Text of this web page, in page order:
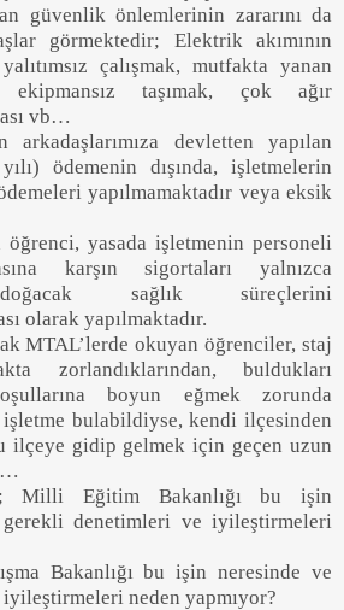
güvenlik önlemlerinin zararını da
görmektedir; Elektrik akımının
çalışmak, mutfakta yanan
ekipmansız taşımak, çok ağır
vb…
arkadaşlarımıza devletten yapılan
yılı) ödemenin dışında, işletmelerin
yapılmamaktadır veya eksik
öğrenci, yasada işletmenin personeli
karşın sigortaları yalnızca
sağlık süreçlerini
olarak yapılmaktadır.
MTAL’lerde okuyan öğrenciler, staj
zorlandıklarından, buldukları
boyun eğmek zorunda
bulabildiyse, kendi ilçesinden
ilçeye gidip gelmek için geçen uzun
…
; Milli Eğitim Bakanlığı bu işin
denetimleri ve iyileştirmeleri
Bakanlığı bu işin neresinde ve
neden yapmıyor?